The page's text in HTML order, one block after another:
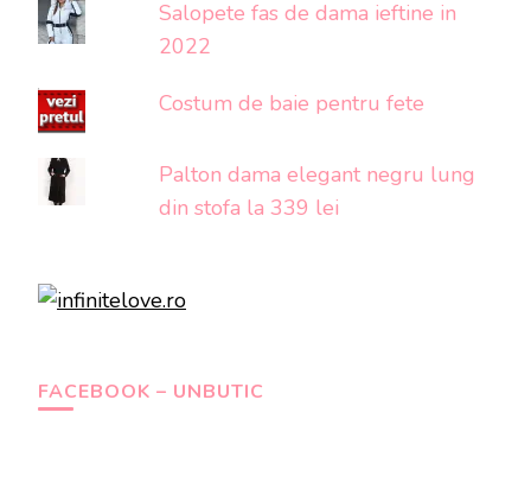
Salopete fas de dama ieftine in
2022
Costum de baie pentru fete
Palton dama elegant negru lung
din stofa la 339 lei
FACEBOOK – UNBUTIC